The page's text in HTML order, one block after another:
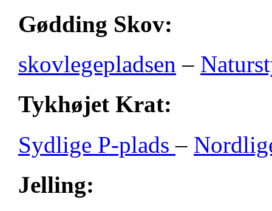
Gødding Skov:
skovlegepladsen –
Tykhøjet Krat:
Sydlige P-plads–
Jelling: